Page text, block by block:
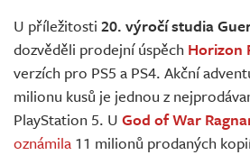
Živě
U příležitosti 20. výročí studia
dozvěděli prodejní úspěch Horizon
verzích pro PS5 a PS4. Akční
milionu kusů je jednou z
PlayStation 5. U God of War
oznámila 11 milionů prodaných